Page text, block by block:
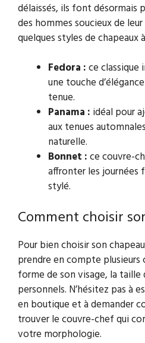
délaissés, ils font désormais
des hommes soucieux de
quelques styles de chapeaux
Fedora :ce
une touche
tenue.
Panama : idéal pour
aux tenues
naturelle.
Bonnet :ce couvre-
affronter les journées
stylé.
Comment choisir
Pour bien choisir son
prendre en compte plusieurs
forme de son visage, la
personnels. N’hésitez pas à
en boutique et à demander
trouver le couvre-chef qui
votre morphologie.